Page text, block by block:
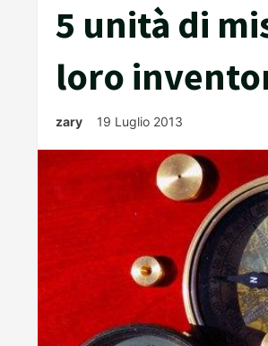
5 unità di
loro
zary 19 Luglio 2013